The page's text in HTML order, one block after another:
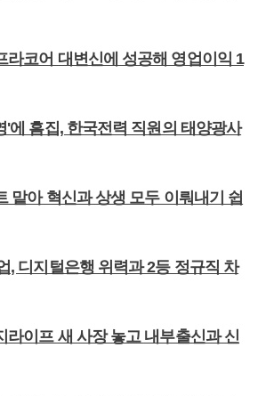
라코어 대변신에 성공해 영업이익 1
'에 흠집, 한국전력 직원의 태양광사
맡아 혁신과 상생 모두 이뤄내기 쉽
, 디지털은행 위력과 2등 정규직 차
라이프 새 사장 놓고 내부출신과 신